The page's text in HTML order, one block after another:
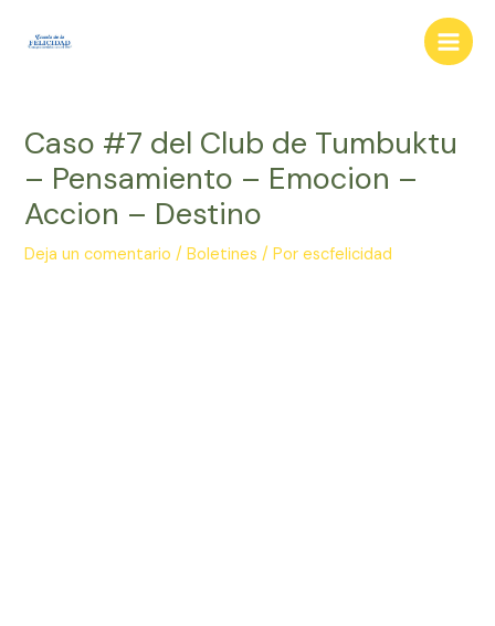
Main
Caso #7 del Club de Tumbuktu
– Pensamiento – Emocion –
Accion – Destino
Deja un comentario /Boletines / Porescfelicidad